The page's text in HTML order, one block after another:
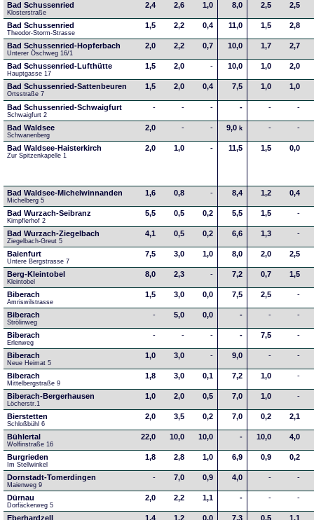
Bad Schussenried
Klosterstraße
2,4 2,6 1,0 8,0 2,5 2,5
Bad Schussenried
Theodor-Storm-Strasse
1,5 2,2 0,4 11,0 1,5 2,8
Bad Schussenried-Hopferbach
Unterer Öschweg 16/1
2,0 2,2 0,7 10,0 1,7 2,7
Bad Schussenried-Lufthütte
Hauptgasse 17
1,5 2,0 - 10,0 1,0 2,0
Bad Schussenried-Sattenbeuren
Ortsstraße 7
1,5 2,0 0,4 7,5 1,0 1,0
Bad Schussenried-Schwaigfurt
Schwaigfurt 2
- - - - - -
Bad Waldsee
Schwanenberg
2,0 - - 9,0k - -
Bad Waldsee-Haisterkirch
Zur Spitzenkapelle 1
2,0 1,0 - 11,5 1,5 0,0
Bad Waldsee-Michelwinnanden
Michelberg 5
1,6 0,8 - 8,4 1,2 0,4
Bad Wurzach-Seibranz
Kimpflerhof 2
5,5 0,5 0,2 5,5 1,5 -
Bad Wurzach-Ziegelbach
Ziegelbach-Greut 5
4,1 0,5 0,2 6,6 1,3 -
Baienfurt
Untere Bergstrasse 7
7,5 3,0 1,0 8,0 2,0 2,5
Berg-Kleintobel
Kleintobel
8,0 2,3 - 7,2 0,7 1,5
Biberach
Amriswilstrasse
1,5 3,0 0,0 7,5 2,5 -
Biberach
Strölinweg
- 5,0 0,0 - - -
Biberach
Erlenweg
- - - - 7,5 -
Biberach
Neue Heimat 5
1,0 3,0 - 9,0 - -
Biberach
Mittelbergstraße 9
1,8 3,0 0,1 7,2 1,0 -
Biberach-Bergerhausen
Löcherstr.1
1,0 2,0 0,5 7,0 1,0 -
Bierstetten
Schloßbühl 6
2,0 3,5 0,2 7,0 0,2 2,1
Bühlertal
Wolfinstraße 16
22,0 10,0 10,0 - 10,0 4,0
Burgrieden
Im Stellwinkel
1,8 2,8 1,0 6,9 0,9 0,2
Dornstadt-Tomerdingen
Maienweg 9
- 7,0 0,9 4,0 - -
Dürnau
Dorfäckerweg 5
2,0 2,2 1,1 - - -
Eberhardzell 1,4 1,2 0,0 7,3 0,5 1,1